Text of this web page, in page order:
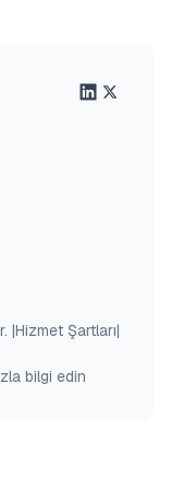
|Hizmet Şartları|
bilgi edin